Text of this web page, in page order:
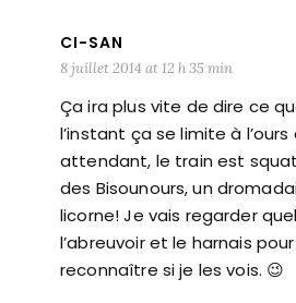
CI-SAN
8 juillet 2014 at 12 h 35 min
Ça ira plus vite de dire ce
l’instant ça se limite à l’ours
attendant, le train est
des Bisounours, un
licorne! Je vais regarder
l’abreuvoir et le harnais
reconnaître si je les vois. 😉